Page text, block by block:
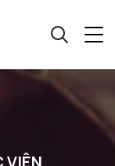
VIÊN